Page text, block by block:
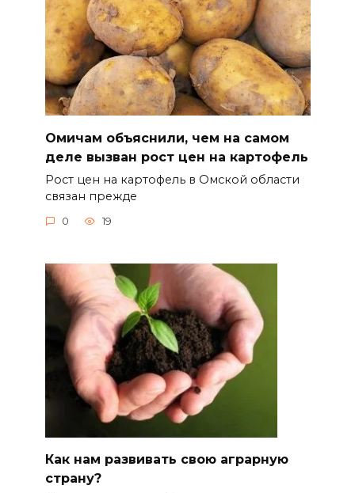
Омичам объяснили, чем на самом
деле вызван рост цен на картофель
Рост цен на картофель в Омской области
связан прежде
0 19
Как нам развивать свою аграрную
страну?